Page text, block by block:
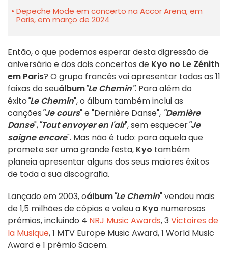
Depeche Mode em concerto na Accor Arena, em
Paris, em março de 2024
Então, o que podemos esperar desta digressão de
aniversário e dos dois concertos de Kyo no Le Zénith
em Paris? O grupo francês vai apresentar todas as 11
faixas do seuálbum"Le Chemin". Para além do
êxito"Le Chemin", o álbum também inclui as
canções"Je cours" e "Dernière Danse", "Dernière
Danse","Tout envoyer en l'air", sem esquecer"Je
saigne encore". Mas não é tudo: para aquela que
promete ser uma grande festa, Kyo também
planeia apresentar alguns dos seus maiores êxitos
de toda a sua discografia.
Lançado em 2003, oálbum"Le Chemin" vendeu mais
de 1,5 milhões de cópias e valeu a Kyo numerosos
prémios, incluindo 4 NRJ Music Awards, 3Victoires de
la Musique, 1 MTV Europe Music Award, 1 World Music
Award e 1 prémio Sacem.